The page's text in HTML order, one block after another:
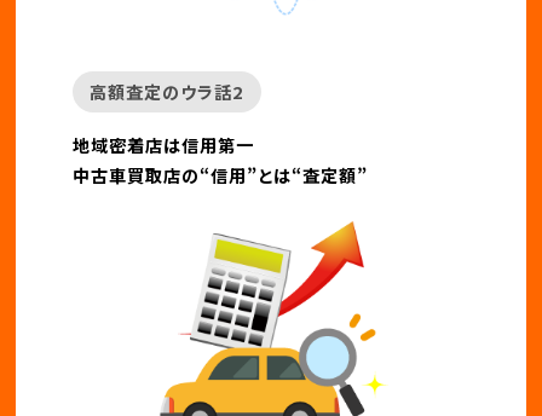
高額査定のウラ話2
地域密着店は信用第一
中古車買取店の“信用”とは“査定額”